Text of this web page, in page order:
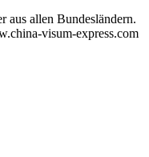
aus allen Bundesländern.
visum-express.com